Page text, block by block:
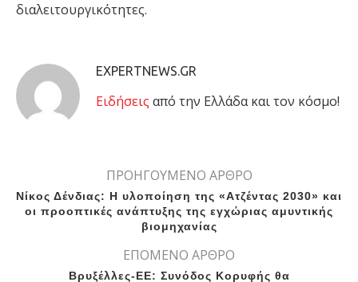
διαλειτουργικότητες.
EXPERTNEWS.GR
Eιδήσεις από την Ελλάδα και τον κόσμο!
ΠΡΟΗΓΟΥΜΕΝΟ ΑΡΘΡΟ
Νίκος Δένδιας: Η υλοποίηση της «Ατζέντας 2030» και
οι προοπτικές ανάπτυξης της εγχώριας αμυντικής
βιομηχανίας
ΕΠΟΜΕΝΟ ΑΡΘΡΟ
Βρυξέλλες-ΕΕ: Συνόδος Κορυφής θα